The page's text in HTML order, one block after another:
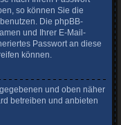
so können Sie die
Die phpBB-
und Ihrer E-Mail-
Passwort an diese
können.
und oben näher
betreiben und anbieten